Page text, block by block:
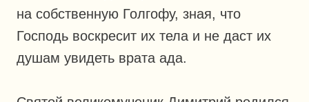
на собственную Голгофу, зная, что
Господь воскресит их тела и не даст их
душам увидеть врата ада.